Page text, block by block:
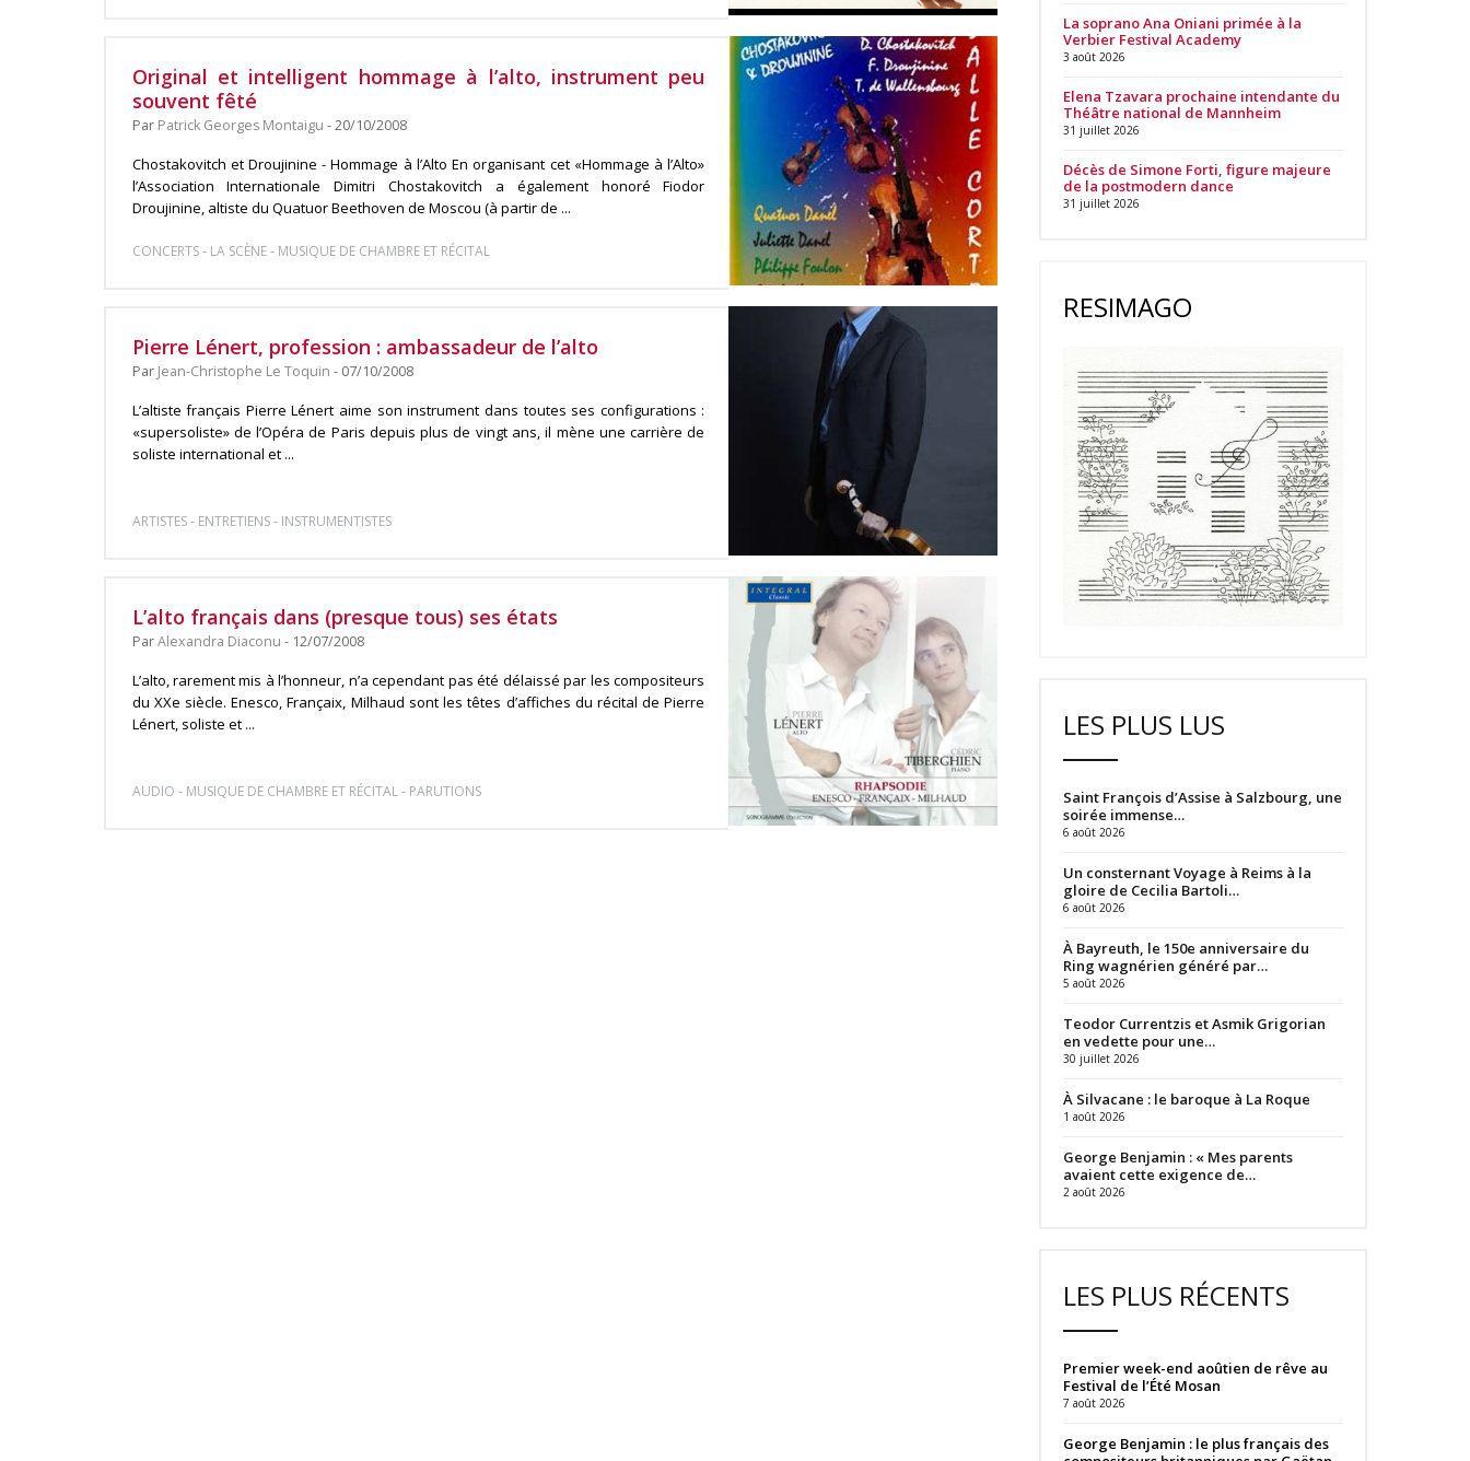
Original et intelligent hommage à l’alto, instrument peu
souvent fêté
Par Patrick Georges Montaigu - 20/10/2008
Chostakovitch et Droujinine - Hommage à l’Alto En organisant cet «Hommage à l’Alto»
l’Association Internationale Dimitri Chostakovitch a également honoré Fiodor
Droujinine, altiste du Quatuor Beethoven de Moscou (à partir de ...
CONCERTS- LA SCÈNE- MUSIQUE DE CHAMBRE ET RÉCITAL
Pierre Lénert, profession : ambassadeur de l’alto
Par Jean-Christophe Le Toquin - 07/10/2008
L’altiste français Pierre Lénert aime son instrument dans toutes ses configurations :
«supersoliste» de l’Opéra de Paris depuis plus de vingt ans, il mène une carrière de
soliste international et ...
ARTISTES- ENTRETIENS- INSTRUMENTISTES
L’alto français dans (presque tous) ses états
ParAlexandra Diaconu - 12/07/2008
L’alto, rarement mis à l’honneur, n’a cependant pas été délaissé par les compositeurs
du XXe siècle. Enesco, Françaix, Milhaud sont les têtes d’affiches du récital de Pierre
Lénert, soliste et ...
AUDIO - MUSIQUE DE CHAMBRE ET RÉCITAL- PARUTIONS
La soprano Ana Oniani primée à la
Verbier Festival Academy
3 août 2026
Elena Tzavara prochaine intendante du
Théâtre national de Mannheim
31 juillet 2026
Décès de Simone Forti, figure majeure
de la postmodern dance
31 juillet 2026
RESIMAGO
LES PLUS LUS
Saint François d’Assise à Salzbourg, une
soirée immense…
6 août 2026
Un consternant Voyage à Reims à la
gloire de Cecilia Bartoli…
6 août 2026
À Bayreuth, le 150e anniversaire du
Ring wagnérien généré par…
5 août 2026
Teodor Currentzis et Asmik Grigorian
en vedette pour une…
30 juillet 2026
À Silvacane : le baroque à La Roque
1 août 2026
George Benjamin : « Mes parents
avaient cette exigence de…
2 août 2026
LES PLUS RÉCENTS
Premier week-end aoûtien de rêve au
Festival de l’Été Mosan
7 août 2026
George Benjamin : le plus français des